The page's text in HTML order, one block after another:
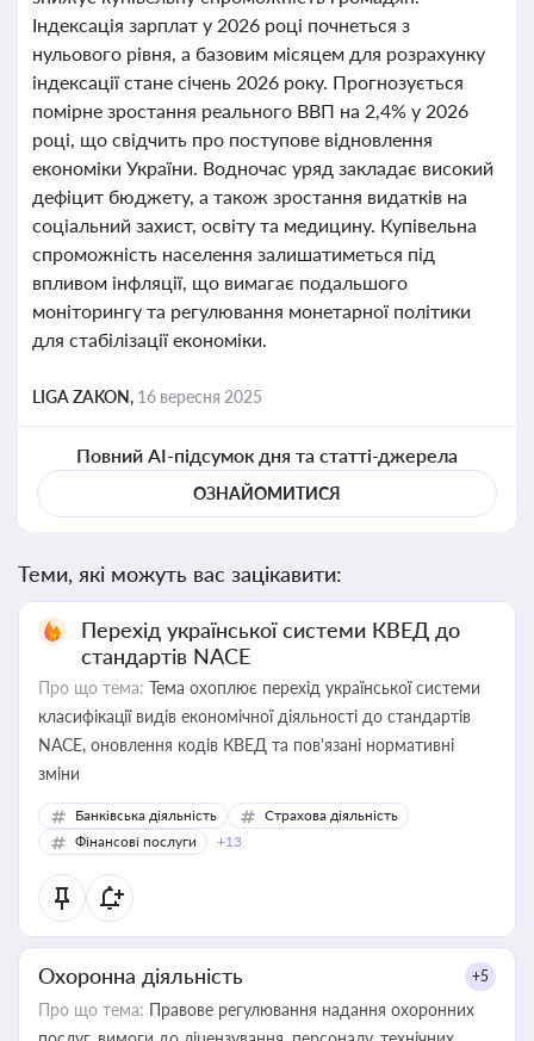
Індексація зарплат у 2026 році почнеться з
нульового рівня, а базовим місяцем для розрахунку
індексації стане січень 2026 року. Прогнозується
помірне зростання реального ВВП на 2,4% у 2026
році, що свідчить про поступове відновлення
економіки України. Водночас уряд закладає високий
дефіцит бюджету, а також зростання видатків на
соціальний захист, освіту та медицину. Купівельна
спроможність населення залишатиметься під
впливом інфляції, що вимагає подальшого
моніторингу та регулювання монетарної політики
для стабілізації економіки.
LIGA ZAKON, 16 вересня 2025
Повний AI-підсумок дня та статті-джерела
ОЗНАЙОМИТИСЯ
Теми, які можуть вас зацікавити:
Перехід української системи КВЕД до
стандартів NACE
Про що тема: Тема охоплює перехід української системи
класифікації видів економічної діяльності до стандартів
NACE, оновлення кодів КВЕД та пов'язані нормативні
зміни
Банківська діяльність
Страхова діяльність
Фінансові послуги
+13
Охоронна діяльність +5
Про що тема: Правове регулювання надання охоронних